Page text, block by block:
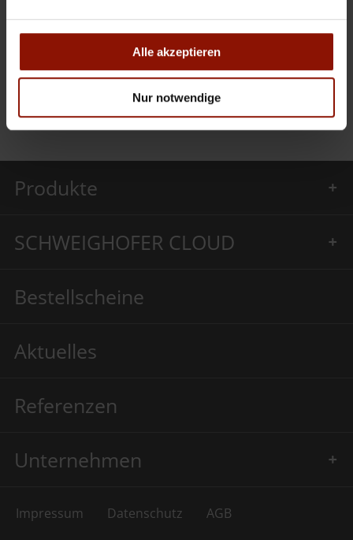
Alle akzeptieren
Nur notwendige
Weiterlesen
0 KOMMENTARE
Produkte
SCHWEIGHOFER CLOUD
Bestellscheine
Aktuelles
Referenzen
Unternehmen
Impressum Datenschutz AGB